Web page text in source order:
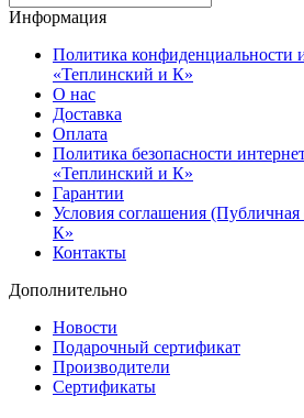
Информация
Политика конфиденциальности
«Теплинский и К»
О нас
Доставка
Оплата
Политика безопасности
«Теплинский и К»
Гарантии
Условия соглашения
К»
Контакты
Дополнительно
Новости
Подарочный сертификат
Производители
Сертификаты